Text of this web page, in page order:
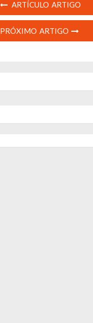
ARTÍCULO ARTIGO
PRÓXIMO ARTIGO